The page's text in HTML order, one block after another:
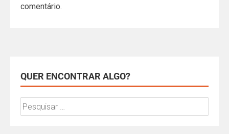
comentário.
QUER ENCONTRAR ALGO?